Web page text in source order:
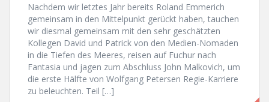
Nachdem wir letztes Jahr bereits Roland Emmerich
gemeinsam in den Mittelpunkt gerückt haben, tauchen
wir diesmal gemeinsam mit den sehr geschätzten
Kollegen David und Patrick von den Medien-Nomaden
in die Tiefen des Meeres, reisen auf Fuchur nach
Fantasia und jagen zum Abschluss John Malkovich, um
die erste Hälfte von Wolfgang Petersen Regie-Karriere
zu beleuchten. Teil […]